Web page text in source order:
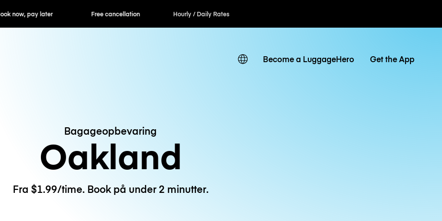
now, pay later Free cancellation Hourly / Daily Rates
Become a LuggageHero Get the App
Bagageopbevaring
Oakland
Fra $1.99/time. Book på under 2 minutter.